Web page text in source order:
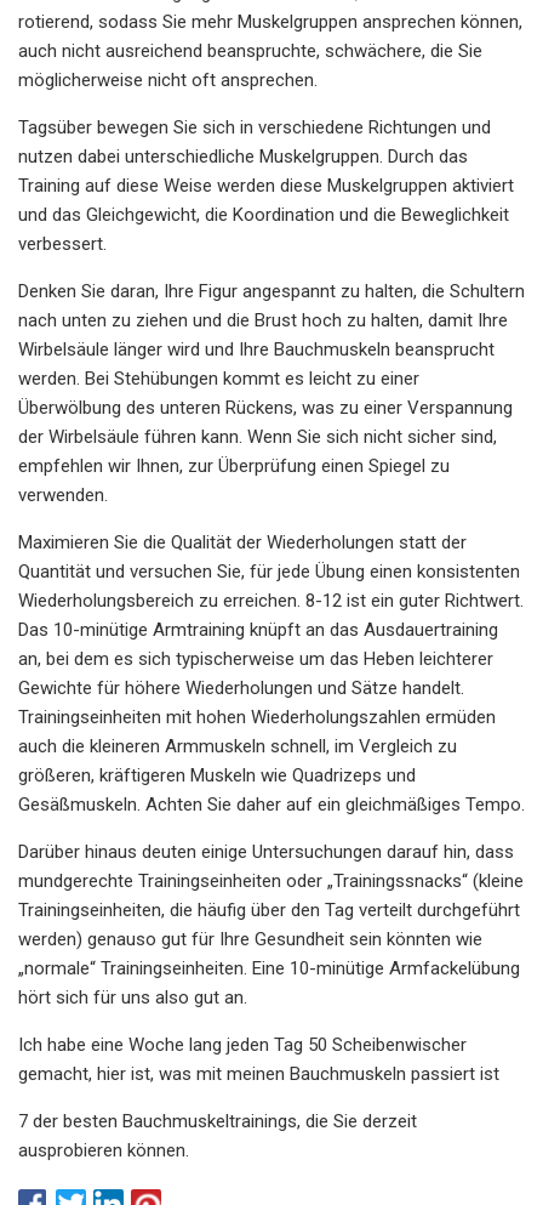
rotierend, sodass Sie mehr Muskelgruppen ansprechen können,
auch nicht ausreichend beanspruchte, schwächere, die Sie
möglicherweise nicht oft ansprechen.
Tagsüber bewegen Sie sich in verschiedene Richtungen und
nutzen dabei unterschiedliche Muskelgruppen. Durch das
Training auf diese Weise werden diese Muskelgruppen aktiviert
und das Gleichgewicht, die Koordination und die Beweglichkeit
verbessert.
Denken Sie daran, Ihre Figur angespannt zu halten, die Schultern
nach unten zu ziehen und die Brust hoch zu halten, damit Ihre
Wirbelsäule länger wird und Ihre Bauchmuskeln beansprucht
werden. Bei Stehübungen kommt es leicht zu einer
Überwölbung des unteren Rückens, was zu einer Verspannung
der Wirbelsäule führen kann. Wenn Sie sich nicht sicher sind,
empfehlen wir Ihnen, zur Überprüfung einen Spiegel zu
verwenden.
Maximieren Sie die Qualität der Wiederholungen statt der
Quantität und versuchen Sie, für jede Übung einen konsistenten
Wiederholungsbereich zu erreichen. 8-12 ist ein guter Richtwert.
Das 10-minütige Armtraining knüpft an das Ausdauertraining
an, bei dem es sich typischerweise um das Heben leichterer
Gewichte für höhere Wiederholungen und Sätze handelt.
Trainingseinheiten mit hohen Wiederholungszahlen ermüden
auch die kleineren Armmuskeln schnell, im Vergleich zu
größeren, kräftigeren Muskeln wie Quadrizeps und
Gesäßmuskeln. Achten Sie daher auf ein gleichmäßiges Tempo.
Darüber hinaus deuten einige Untersuchungen darauf hin, dass
mundgerechte Trainingseinheiten oder „Trainingssnacks“ (kleine
Trainingseinheiten, die häufig über den Tag verteilt durchgeführt
werden) genauso gut für Ihre Gesundheit sein könnten wie
„normale“ Trainingseinheiten. Eine 10-minütige Armfackelübung
hört sich für uns also gut an.
Ich habe eine Woche lang jeden Tag 50 Scheibenwischer
gemacht, hier ist, was mit meinen Bauchmuskeln passiert ist
7 der besten Bauchmuskeltrainings, die Sie derzeit
ausprobieren können.